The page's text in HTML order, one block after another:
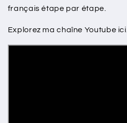
français étape par étape.
Explorez ma chaîne Youtube ici.